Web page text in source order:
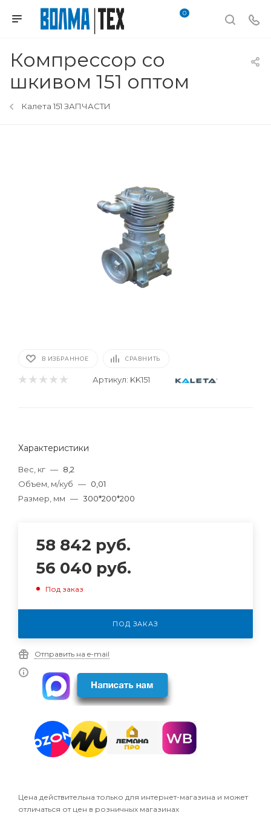
0
Компрессор со
шкивом 151 оптом
Калета 151 ЗАПЧАСТИ
В ИЗБРАННОЕ СРАВНИТЬ
Артикул: KK151
Характеристики
Вес, кг — 8,2
Объем, м/куб — 0,01
Размер, мм — 300*200*200
58 842 руб.
56 040 руб.
Под заказ
ПОД ЗАКАЗ
Отправить на e-mail
Цена действительна только для интернет-магазина и может
отличаться от цен в розничных магазинах